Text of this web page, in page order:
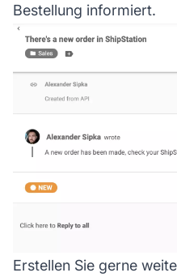
Bestellung informiert.
Erstellen Sie gerne